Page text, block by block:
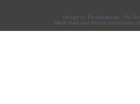
Design by Doublekey.de - Re-
Mario Kart and Wii are trademarks